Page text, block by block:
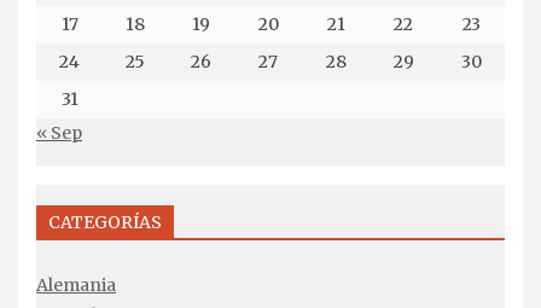
17
18 19 20 21 22
23
24
25 26 27 28 29
30
31
« Sep
CATEGORÍAS
Alemania